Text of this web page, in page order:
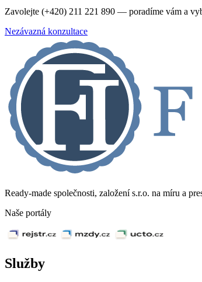
Zavolejte (+420) 211 221 890 — poradíme vám a
Nezávazná konzultace
Ready-made společnosti, založení s.r.o. na míru a
Naše portály
Služby